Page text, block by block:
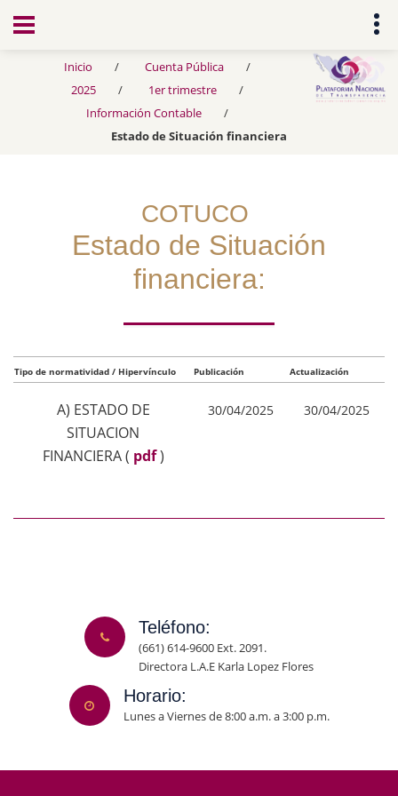
Transparencia
Inicio
Cuenta Pública
2025
1er trimestre
Información Contable
Estado de Situación financiera
COTUCO
Estado de Situación
financiera:
Tipo de normatividad / Hipervínculo Publicación Actualización
A) ESTADO DE
SITUACION
FINANCIERA( pdf )
30/04/2025 30/04/2025
Teléfono:
(661) 614-9600 Ext. 2091.
Directora L.A.E Karla Lopez Flores
Horario:
Lunes a Viernes de 8:00 a.m. a 3:00 p.m.